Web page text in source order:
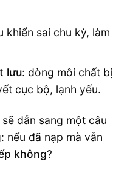
khiển sai chu kỳ, làm
lưu: dòng môi chất bị
cục bộ, lạnh yếu.
dẫn sang một câu
nếu đã nạp mà vẫn
không?